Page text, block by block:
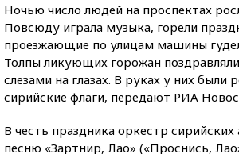
Ночью число людей на проспектах
Повсюду играла музыка, горели
проезжающие по улицам машины
Толпы ликующих горожан
слезами на глазах. В руках у них были
сирийские флаги, передают РИА
В честь праздника оркестр
песню «Зартнир, Лао» («Проснись,